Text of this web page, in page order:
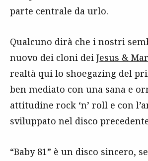
parte centrale da urlo.
Qualcuno dirà che i nostri
nuovo dei cloni dei Jesus &
realtà qui lo shoegazing del
ben mediato con una sana e
attitudine rock ‘n’ roll e con
sviluppato nel disco
“Baby 81” è un disco sincero,